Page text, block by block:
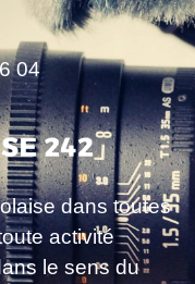
04
dans toutes
activité
le sens du